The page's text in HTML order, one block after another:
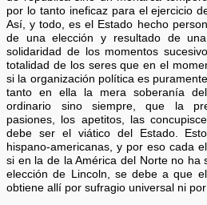
por lo tanto ineficaz para el ejercicio
Así, y todo, es el Estado hecho
de una elección y resultado de
solidaridad de los momentos
totalidad de los seres que en el
si la organización política es
tanto en ella la mera soberanía
ordinario sino siempre, que la
pasiones, los apetitos, las
debe ser el viático del Estado.
hispano-americanas, y por eso cada
si en la de la América del Norte no ha
elección de Lincoln, se debe a que
obtiene allí por sufragio universal ni